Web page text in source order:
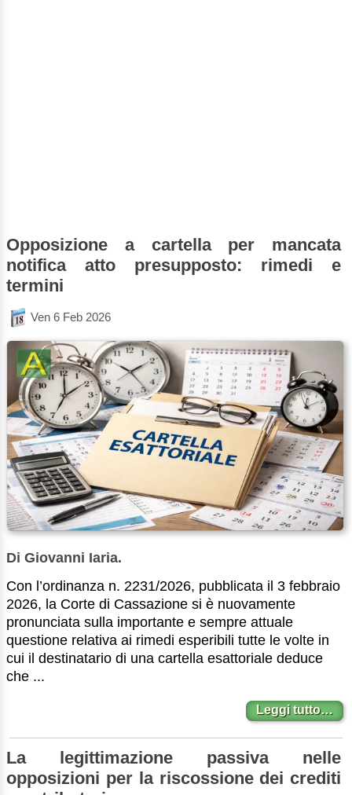
Opposizione a cartella per mancata
notifica atto presupposto: rimedi e
termini
Ven 6 Feb 2026
Di Giovanni Iaria.
Con l’ordinanza n. 2231/2026, pubblicata il 3 febbraio
2026, la Corte di Cassazione si è nuovamente
pronunciata sulla importante e sempre attuale
questione relativa ai rimedi esperibili tutte le volte in
cui il destinatario di una cartella esattoriale deduce
che ...
Leggi tutto…
La legittimazione passiva nelle
opposizioni per la riscossione dei crediti